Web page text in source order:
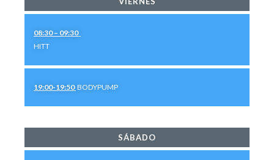
08:30 – 09:30
HITT
19:00-19:50 BODYPUMP
SÁBADO